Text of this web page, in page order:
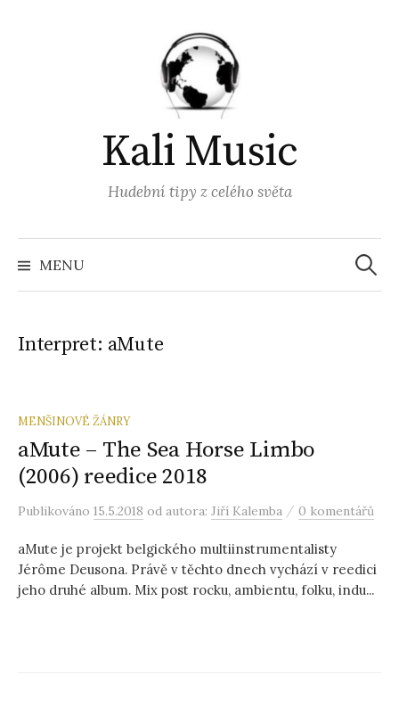
Kali Music
Hudební tipy z celého světa
MENU
Interpret: aMute
MENŠINOVÉ ŽÁNRY
aMute – The Sea Horse Limbo
(2006) reedice 2018
Publikováno 15.5.2018 od autora: Jiří Kalemba / 0 komentářů
aMute je projekt belgického multiinstrumentalisty
Jérôme Deusona. Právě v těchto dnech vychází v reedici
jeho druhé album. Mix post rocku, ambientu, folku, indu...